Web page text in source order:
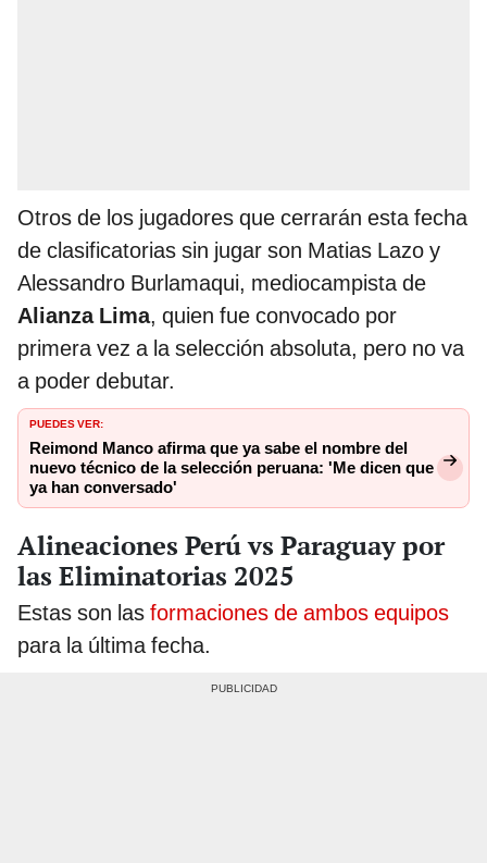
Otros de los jugadores que cerrarán esta fecha
de clasificatorias sin jugar son Matias Lazo y
Alessandro Burlamaqui, mediocampista de
Alianza Lima, quien fue convocado por
primera vez a la selección absoluta, pero no va
a poder debutar.
PUEDES VER:
Reimond Manco afirma que ya sabe el nombre del
nuevo técnico de la selección peruana: 'Me dicen que
ya han conversado'
Alineaciones Perú vs Paraguay por
las Eliminatorias 2025
Estas son las formaciones de ambos equipos
para la última fecha.